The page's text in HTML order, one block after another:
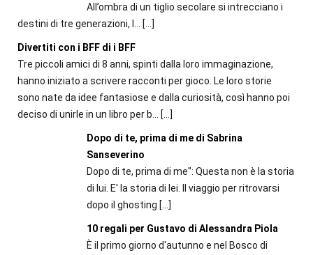
All’ombra di un tiglio secolare si intrecciano i
destini di tre generazioni, l...
[…]
Divertiti con i BFF di i BFF
Tre piccoli amici di 8 anni, spinti dalla loro immaginazione,
hanno iniziato a scrivere racconti per gioco. Le loro storie
sono nate da idee fantasiose e dalla curiosità, così hanno poi
deciso di unirle in un libro per b...
[…]
Dopo di te, prima di me di Sabrina
Sanseverino
Dopo di te, prima di me": Questa non è la storia
di lui. E' la storia di lei. Il viaggio per ritrovarsi
dopo il ghosting […]
10 regali per Gustavo di Alessandra Piola
È il primo giorno d'autunno e nel Bosco di